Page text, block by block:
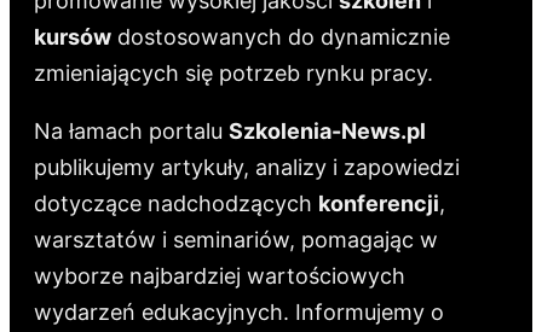
kursów dostosowanych do dynamicznie
zmieniających się potrzeb rynku pracy.
Na łamach portalu Szkolenia-News.pl
publikujemy artykuły, analizy i zapowiedzi
dotyczące nadchodzących konferencji,
warsztatów i seminariów, pomagając w
wyborze najbardziej wartościowych
wydarzeń edukacyjnych. Informujemy o